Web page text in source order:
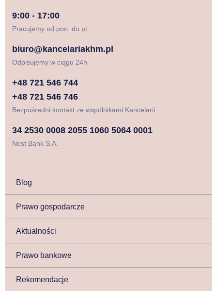
Blog
Prawo gospodarcze
Aktualności
Prawo bankowe
Rekomendacje
9:00 - 17:00
Pracujemy od pon. do pt.
biuro@kancelariakhm.pl
Odpisujemy w ciągu 24h
+48 721 546 744
+48 721 546 746
Bezpośredni kontakt ze wspólnikami Kancelarii
34 2530 0008 2055 1060 5064 0001
Nest Bank S.A.